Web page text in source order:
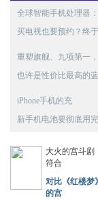
全球智能手机处理器：
买电视也要预约？终于
重塑旗舰、九项第一，
也许是性价比最高的蓝
iPhone手机的充
新手机电池要彻底用完
大火的宫斗剧
符合
对比《红楼梦
的宫